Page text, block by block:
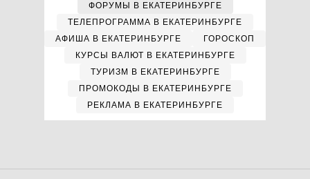
ФОРУМЫ В ЕКАТЕРИНБУРГЕ
ТЕЛЕПРОГРАММА В ЕКАТЕРИНБУРГЕ
АФИША В ЕКАТЕРИНБУРГЕ
ГОРОСКОП
КУРСЫ ВАЛЮТ В ЕКАТЕРИНБУРГЕ
ТУРИЗМ В ЕКАТЕРИНБУРГЕ
ПРОМОКОДЫ В ЕКАТЕРИНБУРГЕ
РЕКЛАМА В ЕКАТЕРИНБУРГЕ